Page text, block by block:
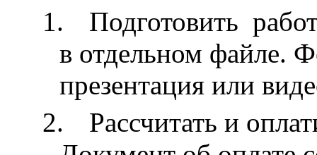
1.
Подготовить
в отдельном файле.
презентация или
2.
Рассчитать и